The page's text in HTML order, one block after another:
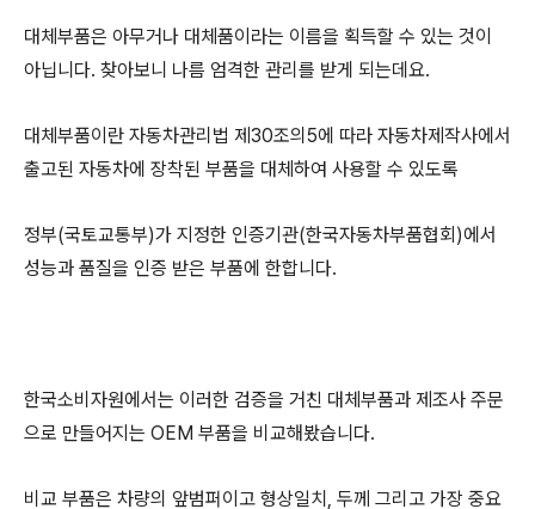
대체부품은 아무거나 대체품이라는 이름을 획득할 수 있는 것이
아닙니다. 찾아보니 나름 엄격한 관리를 받게 되는데요.
대체부품이란 자동차관리법 제30조의5에 따라 자동차제작사에서
출고된 자동차에 장착된 부품을 대체하여 사용할 수 있도록
정부(국토교통부)가 지정한 인증기관(한국자동차부품협회)에서
성능과 품질을 인증 받은 부품에 한합니다.
한국소비자원에서는 이러한 검증을 거친 대체부품과 제조사 주문
으로 만들어지는 OEM 부품을 비교해봤습니다.
비교 부품은 차량의 앞범퍼이고 형상일치, 두께 그리고 가장 중요